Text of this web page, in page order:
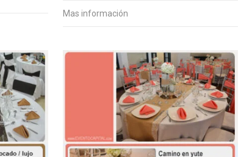
cuadros
Mas información